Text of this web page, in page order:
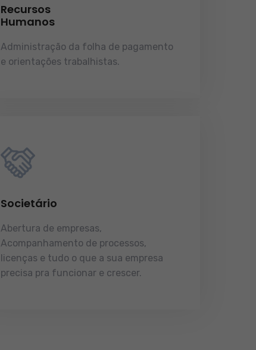
Recursos
Humanos
Administração da folha de pagamento
e orientações trabalhistas.
Societário
Abertura de empresas,
Acompanhamento de processos,
licenças e tudo o que a sua empresa
precisa pra funcionar e crescer.